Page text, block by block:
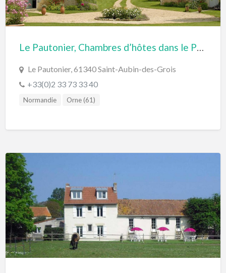
Le Pautonier, Chambres d’hôtes dans le Perche (Normandie)
Le Pautonier, 61340 Saint-Aubin-des-Grois
+33(0)2 33 73 33 40
Normandie Orne (61)